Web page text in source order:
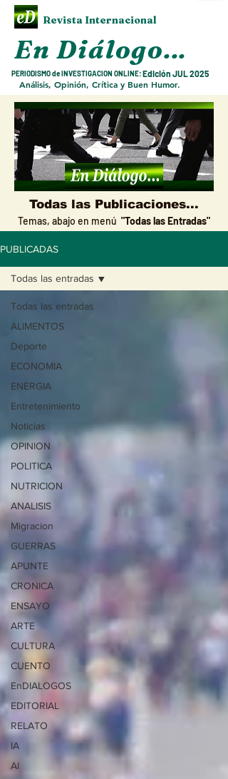
Revista Internacional
En Diálogo...
PERIODISMO de INVESTIGACION ONLINE:Edición JUL2025
Análisis, Opinión, Crítica y Buen Humor.
Subir arriba
Todas las Publicaciones...
Temas, abajo en menú "Todas las Entradas"
PUBLICADAS
Todas las entradas
ALIMENTOS
Deporte
ECONOMIA
ENERGIA
Entretenimiento
Noticias
OPINION
POLITICA
NUTRICION
ANALISIS
Migracion
GUERRAS
APUNTE
CRONICA
ENSAYO
ARTE
CULTURA
CUENTO
EnDIALOGOS
EDITORIAL
RELATO
IA
AI
Todas las entradas